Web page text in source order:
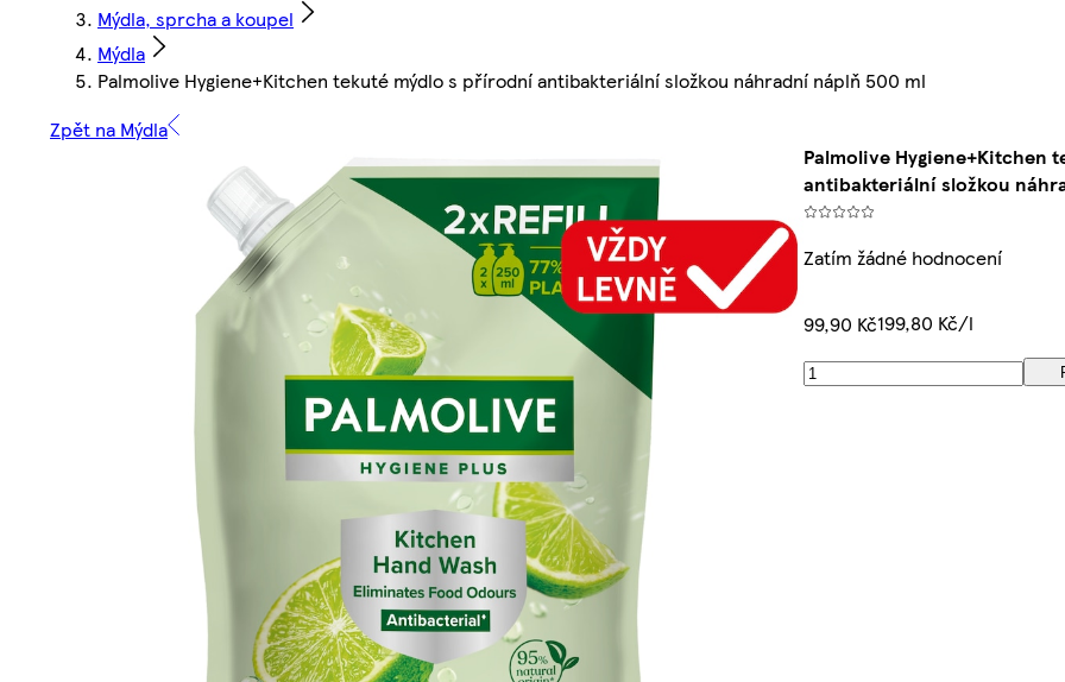
Mýdla, sprcha a koupel
Mýdla
Palmolive Hygiene+Kitchen tekuté mýdlo s přírodní antibakteriální složkou náhradní náplň 500 ml
Zpět na Mýdla
Palmolive Hygiene+Kitchen
antibakteriální složkou
Zatím žádné hodnocení
99,90 Kč199,80 Kč/l